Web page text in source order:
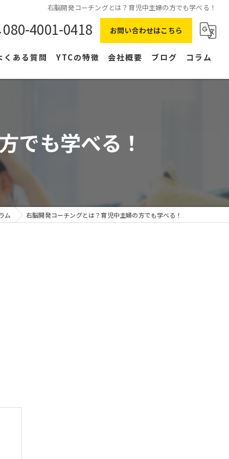
右脳開発コーチングとは？育児中主婦の方でも学べる！
080-4001-0418 お問い合わせはこちら
くある質問 YTCの特徴
副業
会社概要 ブログ コラム
でも学べる！
ム 右脳開発コーチングとは？育児中主婦の方でも学べる！